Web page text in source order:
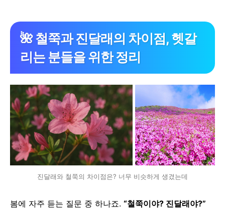
🌺 철쭉과 진달래의 차이점, 헷갈
리는 분들을 위한 정리
진달래와 철쭉의 차이점은? 너무 비슷하게 생겼는데
봄에 자주 듣는 질문 중 하나죠. “철쭉이야? 진달래야?”